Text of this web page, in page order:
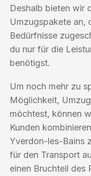
Deshalb bieten wir
Umzugspakete an,
Bedürfnisse
du nur für die
benötigst.
Um noch mehr zu
Möglichkeit,
möchtest, können
Kunden
Yverdon-les-Bains
für den Transport
einen Bruchteil des